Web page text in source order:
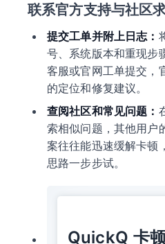
联系官方支持与社区
提交工单并附上日志：
号、系统版本和重现步
客服或官网工单提交，
的定位和修复建议。
查阅社区和常见问题：
索相似问题，其他用户
案往往能迅速缓解卡顿
思路一步步试。
QuickQ 卡